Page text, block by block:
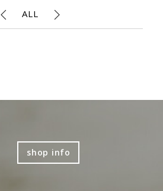
ALL
shop info